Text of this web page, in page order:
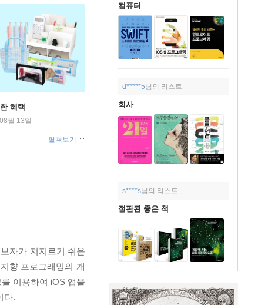
컴퓨터
d*****5님의 리스트
회사
s****s님의 리스트
절판된 좋은 책
혜택
월 13일
펼쳐보기
자가 저지르기 쉬운
향 프로그래밍의 개
이용하여 iOS 앱을
다.